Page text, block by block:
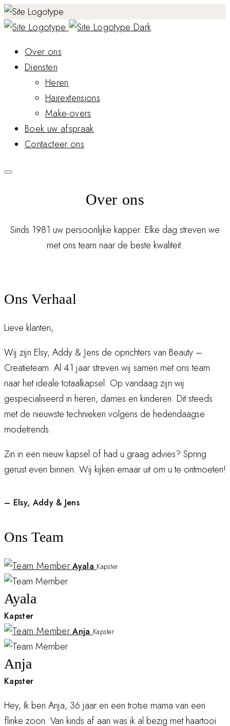
Over ons
Diensten
Heren
Hairextensions
Make-overs
Boek uw afspraak
Contacteer ons
Over ons
Sinds 1981 uw persoonlijke kapper. Elke dag streven we
met ons team naar de beste kwaliteit.
Ons Verhaal
Lieve klanten,
Wij zijn Elsy, Addy & Jens de oprichters van Beauty –
Creatieteam. Al 41 jaar streven wij samen met ons team
naar het ideale totaalkapsel. Op vandaag zijn wij
gespecialiseerd in heren, dames en kinderen. Dit steeds
met de nieuwste technieken volgens de hedendaagse
modetrends.
Zin in een nieuw kapsel of had u graag advies? Spring
gerust even binnen. Wij kijken ernaar uit om u te ontmoeten!
– Elsy, Addy & Jens
Ons Team
Ayala Kapster
Ayala
Kapster
Anja Kapster
Anja
Kapster
Hey, Ik ben Anja, 36 jaar en een trotse mama van een
flinke zoon. Van kinds af aan was ik al bezig met haartooi